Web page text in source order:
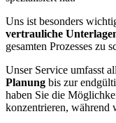
Uns ist besonders
vertrauliche
gesamten Prozesses zu
Unser Service umfasst
Planung bis zur
haben Sie die
konzentrieren, während